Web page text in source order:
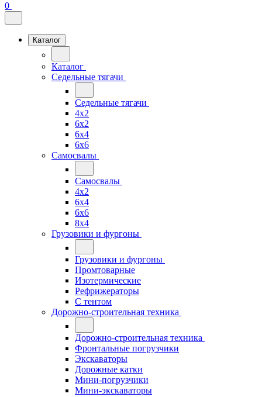
0
Каталог
Каталог
Седельные тягачи
Седельные тягачи
4x2
6x2
6x4
6x6
Самосвалы
Самосвалы
4x2
6x4
6x6
8x4
Грузовики и фургоны
Грузовики и фургоны
Промтоварные
Изотермические
Рефрижераторы
С тентом
Дорожно-строительная техника
Дорожно-строительная техника
Фронтальные погрузчики
Экскаваторы
Дорожные катки
Мини-погрузчики
Мини-экскаваторы